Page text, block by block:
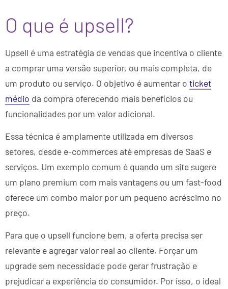
O que é upsell?
Upsell é uma estratégia de vendas que incentiva o cliente
a comprar uma versão superior, ou mais completa, de
um produto ou serviço. O objetivo é aumentar o ticket
médio da compra oferecendo mais benefícios ou
funcionalidades por um valor adicional.
Essa técnica é amplamente utilizada em diversos
setores, desde e-commerces até empresas de SaaS e
serviços. Um exemplo comum é quando um site sugere
um plano premium com mais vantagens ou um fast-food
oferece um combo maior por um pequeno acréscimo no
preço.
Para que o upsell funcione bem, a oferta precisa ser
relevante e agregar valor real ao cliente. Forçar um
upgrade sem necessidade pode gerar frustração e
prejudicar a experiência do consumidor. Por isso, o ideal